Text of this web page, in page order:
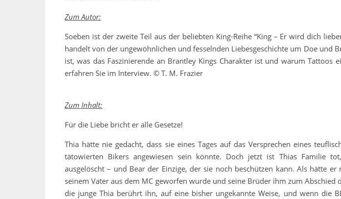
Zum Autor:
Soeben ist der zweite Teil aus der beliebten King-Reihe “King – Er wird dich
handelt von der ungewöhnlichen und fesselnden Liebesgeschichte um Doe und
ist, was das Faszinierende an Brantley Kings Charakter ist und warum Tattoos
erfahren Sie im Interview. © T. M. Frazier
Zum Inhalt:
Für die Liebe bricht er alle Gesetze!
Thia hätte nie gedacht, dass sie eines Tages auf das Versprechen eines
tätowierten Bikers angewiesen sein könnte. Doch jetzt ist Thias Familie
ausgelöscht – und Bear der Einzige, der sie noch beschützen kann. Als hätte
seinem Vater aus dem MC geworfen wurde und seine Brüder ihm zum Abschied
die junge Thia berührt ihn, auf eine bisher ungekannte Weise, und wenn die